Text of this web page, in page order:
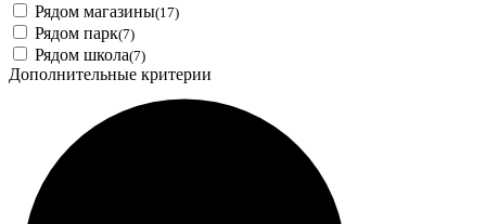
Рядом магазины(17)
Рядом парк(7)
Рядом школа(7)
Дополнительные критерии